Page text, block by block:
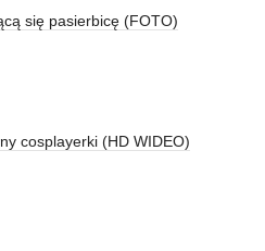
się pasierbicę (FOTO)
cosplayerki (HD WIDEO)